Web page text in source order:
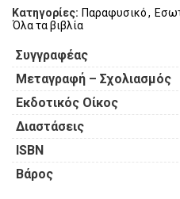
Κατηγορίες: Παραφυσικό,
Όλα τα βιβλία
Συγγραφέας
Μεταγραφή – Σχολιασμός
Εκδοτικός Οίκος
Διαστάσεις
ISBN
Βάρος